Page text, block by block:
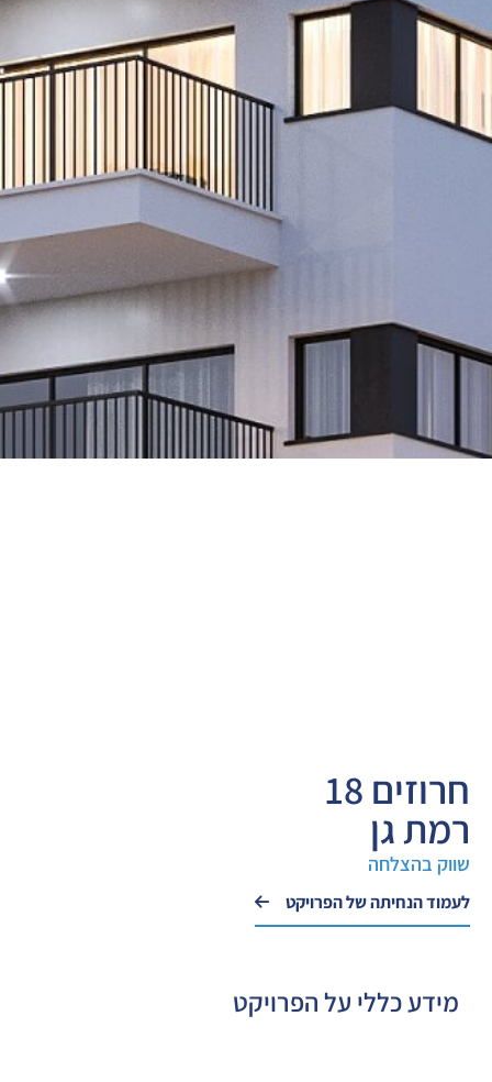
חרוזים 18
רמת גן
שווק בהצלחה
לעמוד הנחיתה של הפרויקט
מידע כללי על הפרויקט